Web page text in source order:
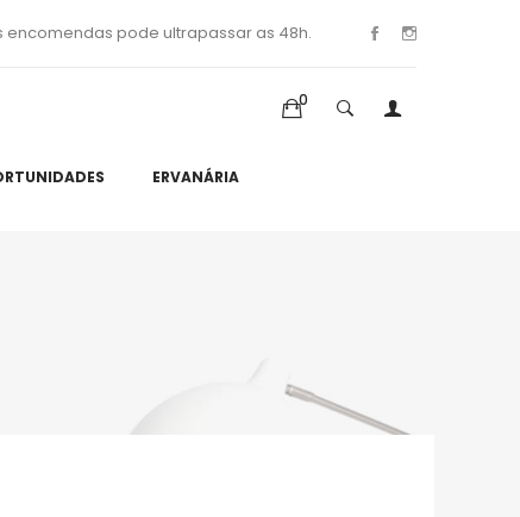
pode ultrapassar as 48h.
0
ERVANÁRIA